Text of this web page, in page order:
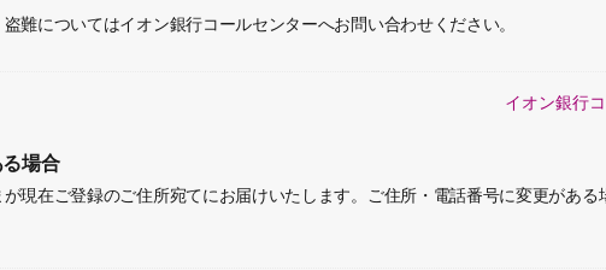
難についてはイオン銀行コールセンターへお問い合わせください。
イオン銀行
場合
現在ご登録のご住所宛てにお届けいたします。
ご住所・電話番号に変更があ